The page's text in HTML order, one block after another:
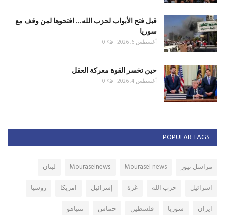
قبل فتح الأبواب لحزب الله... افتحوها لمن وقف مع
سوريا
أغسطس 6, 2026 0
حين تخسر القوة معركة العقل
أغسطس 4, 2026 0
POPULAR TAGS
مراسل نيوز Mourasel news
Mouraselnews
لبنان
اسرائيل
حزب الله غزة إسرائيل امريكا
روسيا
ايران
سوريا فلسطين حماس نتنياهو